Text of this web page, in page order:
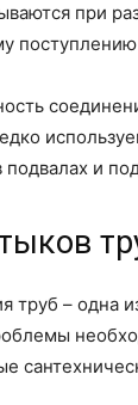
при
поступлению
подвалах и
труб – одна